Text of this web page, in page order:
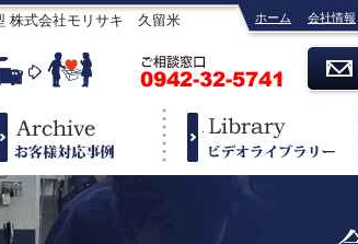
株式会社モリサキ 久留米 ホーム 会社情報